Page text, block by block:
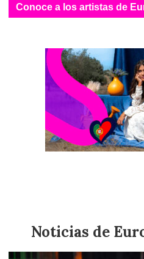
Conoce a los artistas de
Noticias de